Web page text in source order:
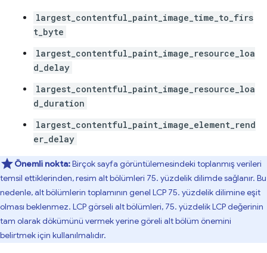
largest_contentful_paint_image_time_to_firs
t_byte
largest_contentful_paint_image_resource_loa
d_delay
largest_contentful_paint_image_resource_loa
d_duration
largest_contentful_paint_image_element_rend
er_delay
Önemli nokta:Birçok sayfa görüntülemesindeki toplanmış verileri
temsil ettiklerinden, resim alt bölümleri 75. yüzdelik dilimde sağlanır. Bu
nedenle, alt bölümlerin toplamının genel LCP 75. yüzdelik dilimine eşit
olması beklenmez. LCP görseli alt bölümleri, 75. yüzdelik LCP değerinin
tam olarak dökümünü vermek yerine göreli alt bölüm önemini
belirtmek için kullanılmalıdır.